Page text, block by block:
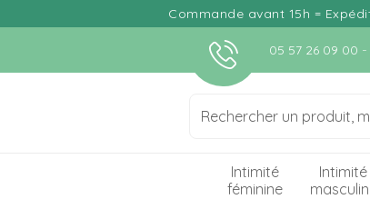
Commande avant 15h =
05 57 26 09 00 -
Intimité
féminine
Intimité